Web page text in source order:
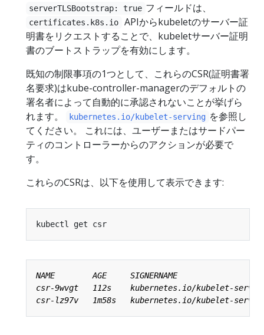
serverTLSBootstrap: true フィールドは、
certificates.k8s.io
APIからkubeletのサーバー証
明書をリクエストすることで、kubeletサーバー証明
書のブートストラップを有効にします。
既知の制限事項の1つとして、これらのCSR(証明書署
名要求)はkube-controller-managerのデフォルトの
署名者によって自動的に承認されないことが挙げら
れます。
kubernetes.io/kubelet-serving を参照し
てください。 これには、ユーザーまたはサードパー
ティのコントローラーからのアクションが必要で
す。
これらのCSRは、以下を使用して表示できます: